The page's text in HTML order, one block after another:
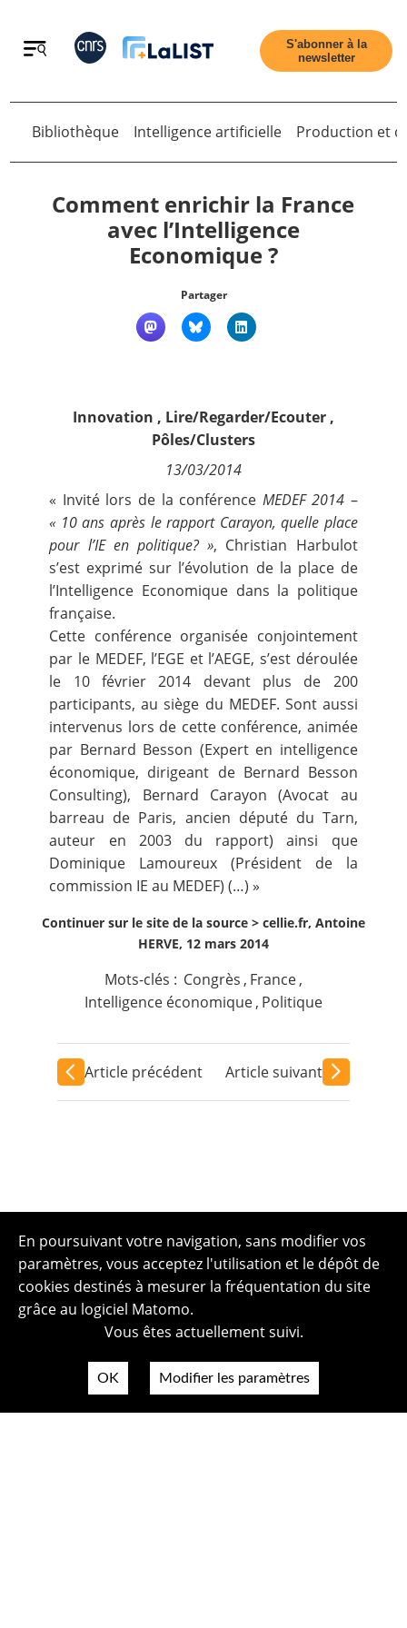
Retour
Contact
S'abonner à la
newsletter
Retour
Bibliothèque Intelligence artificielle Production et
Comment enrichir la France
avec l’Intelligence
Economique ?
Partager
Innovation , Lire/Regarder/Ecouter ,
Pôles/Clusters
13/03/2014
« Invité lors de la conférence MEDEF 2014 –
« 10 ans après le rapport Carayon, quelle place
pour l’IE en politique? », Christian Harbulot
s’est exprimé sur l’évolution de la place de
l’Intelligence Economique dans la politique
française.
Cette conférence organisée conjointement
par le MEDEF, l’EGE et l’AEGE, s’est déroulée
le 10 février 2014 devant plus de 200
participants, au siège du MEDEF. Sont aussi
intervenus lors de cette conférence, animée
par Bernard Besson (Expert en intelligence
économique, dirigeant de Bernard Besson
Consulting), Bernard Carayon (Avocat au
barreau de Paris, ancien député du Tarn,
auteur en 2003 du rapport) ainsi que
Dominique Lamoureux (Président de la
commission IE au MEDEF) (…) »
Continuer sur le site de la source > cellie.fr, Antoine
HERVE, 12 mars 2014
Mots-clés : Congrès , France,
Intelligence économique, Politique
Article précédent Article suivant
En poursuivant votre navigation, sans modifier vos
paramètres, vous acceptez l'utilisation et le dépôt de
cookies destinés à mesurer la fréquentation du site
grâce au logiciel Matomo.
Vous êtes actuellement suivi.
OK Modifier les paramètres